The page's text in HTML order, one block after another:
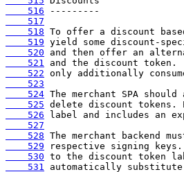
    516
    517
    518
    519
    520
    521
    522
    523
    524
    525
    526
    527
    528
    529
    530
    531